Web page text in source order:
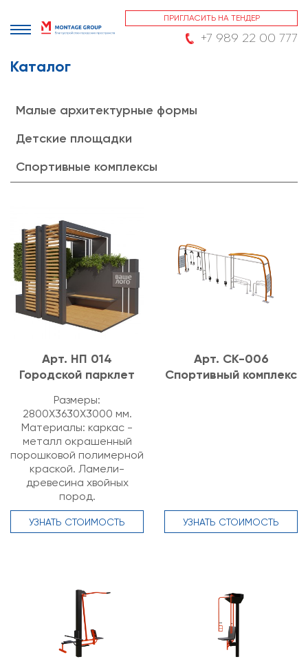
ПРИГЛАСИТЬ НА ТЕНДЕР
+7 989 22 00 777
Каталог
Малые архитектурные формы
Детские площадки
Спортивные комплексы
Арт. НП 014
Городской парклет
Размеры:
2800Х3630Х3000 мм.
Материалы: каркас -
металл окрашенный
порошковой полимерной
краской. Ламели-
древесина хвойных
пород.
УЗНАТЬ СТОИМОСТЬ
Арт. СК-006
Спортивный комплекс
УЗНАТЬ СТОИМОСТЬ